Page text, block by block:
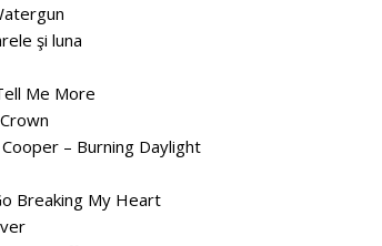
şi luna
Me More
– Burning Daylight
Breaking My Heart